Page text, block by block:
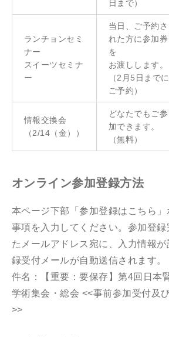
日まで）
ランチョンセミ
ナー
スイーツセミナ
ー
当日、ご予約さ
れた方に参加券
を
お渡しします。
（2月5日までに
ご予約）
情報交換会
（2/14（金））
どなたでもご参
加できます。
（無料）
オンライン参加登録方法
本ページ下部「参加登録はこちら
事項を入力してください。参加登
たメールアドレス宛に、入力情報
録受付メールが自動送信されます。
件名：【重要：要保存】第4回日本
学術集会・総会 <<事前参加受付及
>>